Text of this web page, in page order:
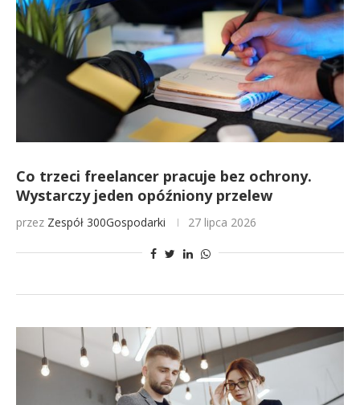
Co trzeci freelancer pracuje bez ochrony.
Wystarczy jeden opóźniony przelew
przez Zespół 300Gospodarki 27 lipca 2026